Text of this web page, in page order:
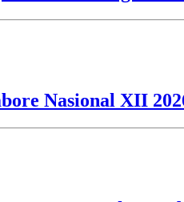
Nasional XII